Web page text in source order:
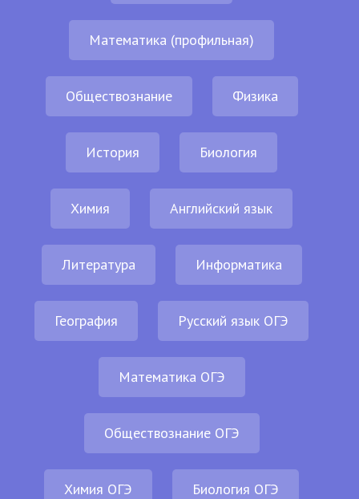
Математика (профильная)
Обществознание Физика
История Биология
Химия Английский язык
Литература Информатика
География Русский язык ОГЭ
Математика ОГЭ
Обществознание ОГЭ
Химия ОГЭ Биология ОГЭ